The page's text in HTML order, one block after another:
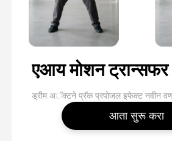
एआय मोशन ट्रान्सफर
ड्रीम अॅक्टने प्रॅक प्रपोजल इफेक्ट नवीन
आता सुरू करा